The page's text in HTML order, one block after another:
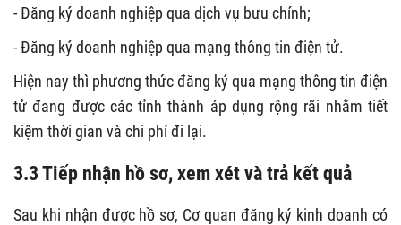
- Đăng ký doanh nghiệp qua dịch vụ bưu chính;
- Đăng ký doanh nghiệp qua mạng thông tin điện tử.
Hiện nay thì phương thức đăng ký qua mạng thông tin điện
tử đang được các tỉnh thành áp dụng rộng rãi nhằm tiết
kiệm thời gian và chi phí đi lại.
3.3 Tiếp nhận hồ sơ, xem xét và trả kết quả
Sau khi nhận được hồ sơ, Cơ quan đăng ký kinh doanh có